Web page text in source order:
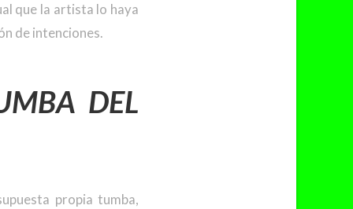
que la artista lo haya
de intenciones.
DEL
propia tumba,